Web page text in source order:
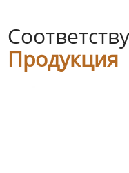
Продукция